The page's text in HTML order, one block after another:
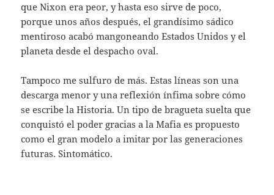
que Nixon era peor, y hasta eso sirve de poco,
porque unos años después, el grandísimo sádico
mentiroso acabó mangoneando Estados Unidos y el
planeta desde el despacho oval.
Tampoco me sulfuro de más. Estas líneas son una
descarga menor y una reflexión ínfima sobre cómo
se escribe la Historia. Un tipo de bragueta suelta que
conquistó el poder gracias a la Mafia es propuesto
como el gran modelo a imitar por las generaciones
futuras. Sintomático.